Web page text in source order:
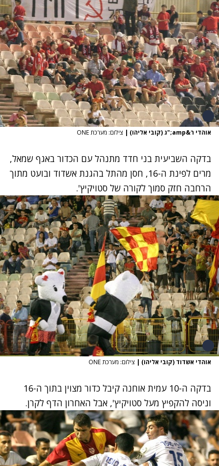
אוהדי ר&amp;"ג (קובי אליהו) | צילום: מערכת ONE
בדקה השביעית בני חדד מתנהל עם הכדור באגף שמאל,
מרים לפינת ה-16, חסן מהתל בהגנת אשדוד ובועט מתוך
הרחבה חזק סמוך לקורה של סטויקיץ'.
אוהדי אשדוד (קובי אליהו) | צילום: מערכת ONE
בדקה ה-10 עמית אוחנה קיבל כדור מצוין בתוך ה-16
וניסה להקפיץ מעל סטויקיץ', אבל האחרון הדף לקרן.